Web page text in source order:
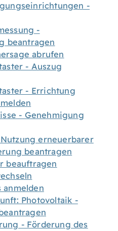
-
-
beantragen
abrufen
- Auszug
- Errichtung
- Genehmigung
erneuerbarer
beantragen
beauftragen
anmelden
Photovoltaik -
- Förderung des